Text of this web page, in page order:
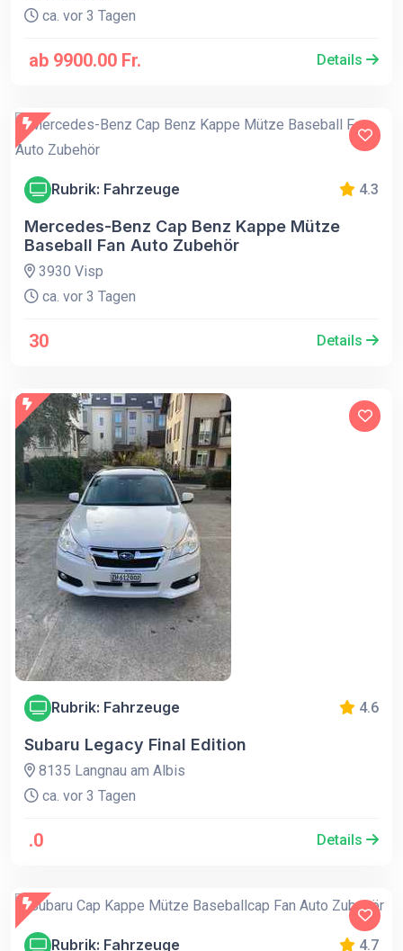
ca. vor 3 Tagen
ab 9900.00 Fr. Details
Rubrik: Fahrzeuge 4.3
Mercedes-Benz Cap Benz Kappe Mütze
Baseball Fan Auto Zubehör
3930 Visp
ca. vor 3 Tagen
30 Details
Rubrik: Fahrzeuge 4.6
Subaru Legacy Final Edition
8135 Langnau am Albis
ca. vor 3 Tagen
.0 Details
Rubrik: Fahrzeuge 4.7